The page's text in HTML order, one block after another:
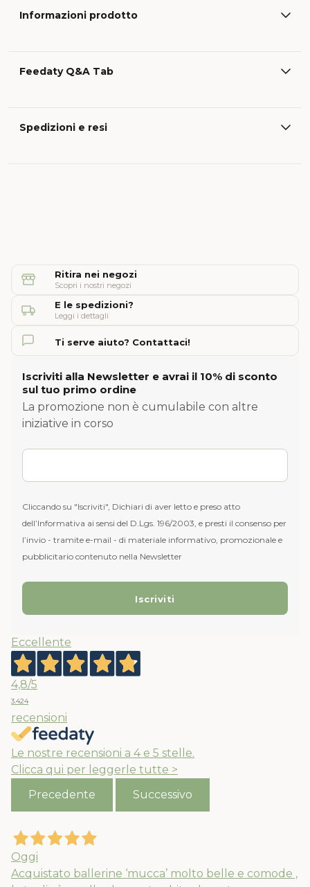
Informazioni prodotto
Feedaty Q&A Tab
Spedizioni e resi
Ritira nei negozi
Scopri i nostri negozi
E le spedizioni?
Leggi i dettagli
Ti serve aiuto? Contattaci!
Iscriviti alla Newsletter e avrai il 10% di sconto
sul tuo primo ordine
La promozione non è cumulabile con altre
iniziative in corso
Cliccando su "Iscriviti", Dichiari di aver letto e preso atto
dell’Informativa ai sensi del D.Lgs. 196/2003, e presti il consenso per
l’invio - tramite e-mail - di materiale informativo, promozionale e
pubblicitario contenuto nella Newsletter
Eccellente
4,8/5
3.424
recensioni
Le nostre recensioni a 4 e 5 stelle.
Clicca qui per leggerle tutte >
Precedente
Successivo
Oggi
Acquistato ballerine ‘mucca’ molto belle e comode ,